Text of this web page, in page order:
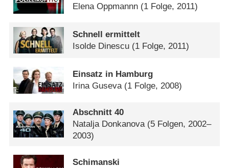
Elena Oppmannn (1 Folge, 2011)
Schnell ermittelt
Isolde Dinescu (1 Folge, 2011)
Einsatz in Hamburg
Irina Guseva (1 Folge, 2008)
Abschnitt 40
Natalja Donkanova (5 Folgen, 2002–
2003)
Schimanski